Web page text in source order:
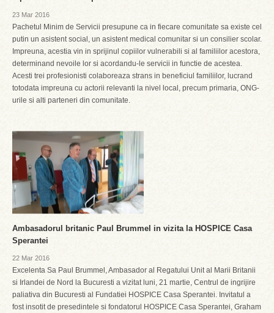
23 Mar 2016
Pachetul Minim de Servicii presupune ca in fiecare comunitate sa existe cel
putin un asistent social, un asistent medical comunitar si un consilier scolar.
Impreuna, acestia vin in sprijinul copiilor vulnerabili si al familiilor acestora,
determinand nevoile lor si acordandu-le servicii in functie de acestea.
Acesti trei profesionisti colaboreaza strans in beneficiul familiilor, lucrand
totodata impreuna cu actorii relevanti la nivel local, precum primaria, ONG-
urile si alti parteneri din comunitate.
Ambasadorul britanic Paul Brummel in vizita la HOSPICE Casa
Sperantei
22 Mar 2016
Excelenta Sa Paul Brummel, Ambasador al Regatului Unit al Marii Britanii
si Irlandei de Nord la Bucuresti a vizitat luni, 21 martie, Centrul de ingrijire
paliativa din Bucuresti al Fundatiei HOSPICE Casa Sperantei. Invitatul a
fost insotit de presedintele si fondatorul HOSPICE Casa Sperantei, Graham